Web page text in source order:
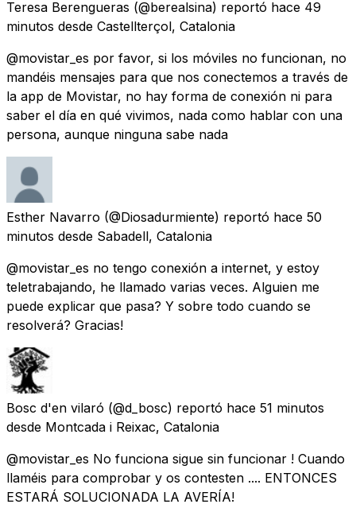
Teresa Berengueras (@berealsina) reportó hace 49
minutos desde Castellterçol, Catalonia
@movistar_es por favor, si los móviles no funcionan, no
mandéis mensajes para que nos conectemos a través de
la app de Movistar, no hay forma de conexión ni para
saber el día en qué vivimos, nada como hablar con una
persona, aunque ninguna sabe nada
Esther Navarro (@Diosadurmiente) reportó hace 50
minutos desde Sabadell, Catalonia
@movistar_es no tengo conexión a internet, y estoy
teletrabajando, he llamado varias veces. Alguien me
puede explicar que pasa? Y sobre todo cuando se
resolverá? Gracias!
Bosc d'en vilaró (@d_bosc) reportó hace 51 minutos
desde Montcada i Reixac, Catalonia
@movistar_es No funciona sigue sin funcionar ! Cuando
llaméis para comprobar y os contesten .... ENTONCES
ESTARÁ SOLUCIONADA LA AVERÍA!